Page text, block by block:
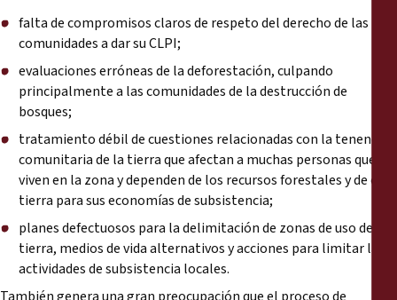
falta de compromisos claros de respeto del derecho de las
comunidades a dar suCLPI;
evaluaciones erróneas de la deforestación, culpando
principalmente a las comunidades de la destrucción de
bosques;
tratamiento débil de cuestiones relacionadas con la tenencia
comunitaria de la tierra que afectan a muchas personas que
viven en la zona y dependen de los recursos forestales y de esa
tierra para sus economías de subsistencia;
planes defectuosos para la delimitación de zonas de uso de la
tierra, medios de vida alternativos y acciones para limitar las
actividades de subsistencia locales.